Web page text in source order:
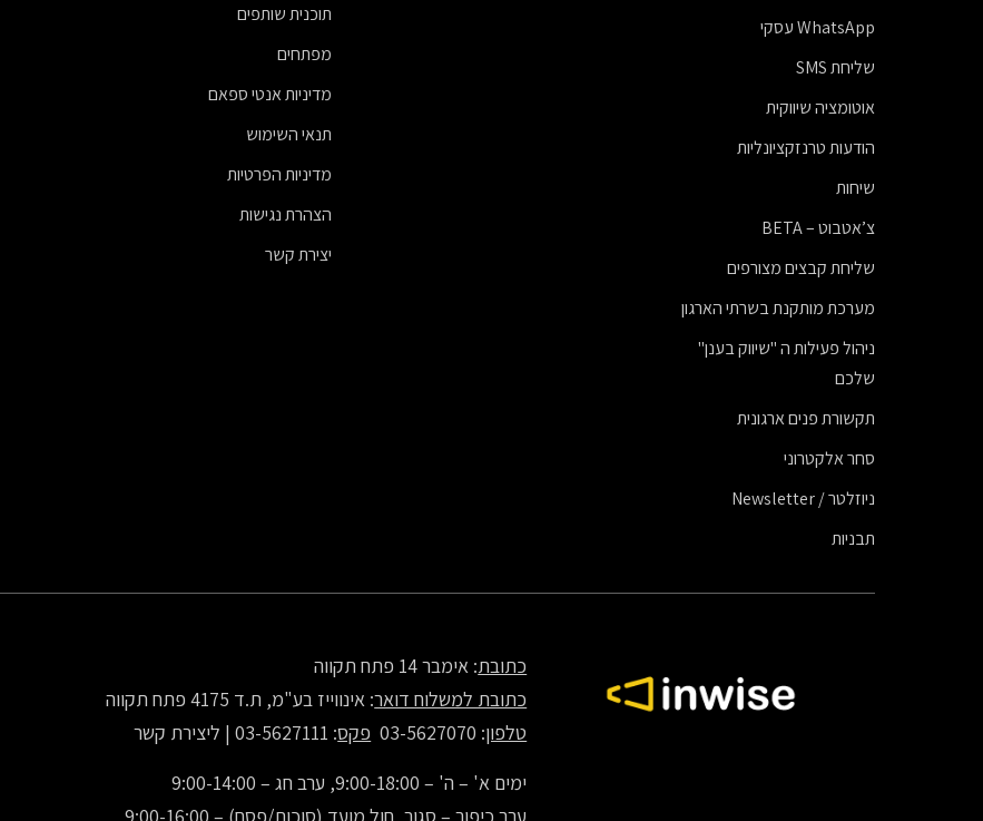
WhatsApp עסקי
שליחת SMS
אוטומציה שיווקית
הודעות טרנזקציונליות
שיחות
צ’אטבוט – BETA
שליחת קבצים מצורפים
מערכת מותקנת בשרתי הארגון
ניהול פעילות ה "שיווק בענן"
שלכם
תקשורת פנים ארגונית
סחר אלקטרוני
ניוזלטר / Newsletter
תבניות
תוכנית שותפים
מפתחים
מדיניות אנטי ספאם
תנאי השימוש
מדיניות הפרטיות
הצהרת נגישות
יצירת קשר
כתובת: אימבר 14 פתח תקווה
כתובת למשלוח דואר: אינווייז בע"מ, ת.ד 4175 פתח תקווה
טלפון: 03-5627070 פקס: 03-5627111 |
ליצירת קשר
ימים א' – ה' – 9:00-18:00, ערב חג – 9:00-14:00